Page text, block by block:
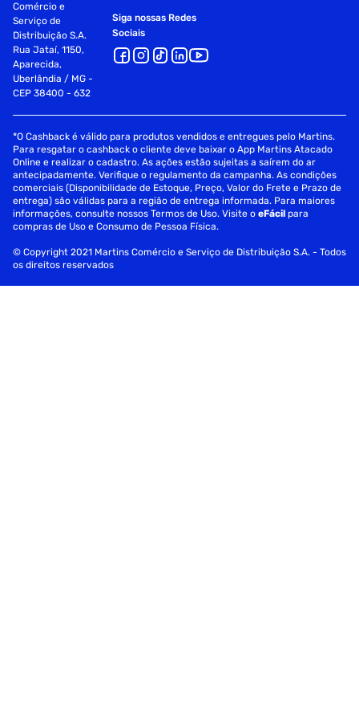
Comércio e
Serviço de
Distribuição S.A.
Rua Jataí, 1150,
Aparecida,
Uberlândia / MG -
CEP 38400 - 632
Siga nossas Redes
Sociais
*O Cashback é válido para produtos vendidos e entregues pelo Martins.
Para resgatar o cashback o cliente deve baixar o App Martins Atacado
Online e realizar o cadastro. As ações estão sujeitas a saírem do ar
antecipadamente. Verifique o regulamento da campanha. As condições
comerciais (Disponibilidade de Estoque, Preço, Valor do Frete e Prazo de
entrega) são válidas para a região de entrega informada. Para maiores
informações, consulte nossos Termos de Uso. Visite oeFácil para
compras de Uso e Consumo de Pessoa Física.
© Copyright 2021 Martins Comércio e Serviço de Distribuição S.A. - Todos
os direitos reservados